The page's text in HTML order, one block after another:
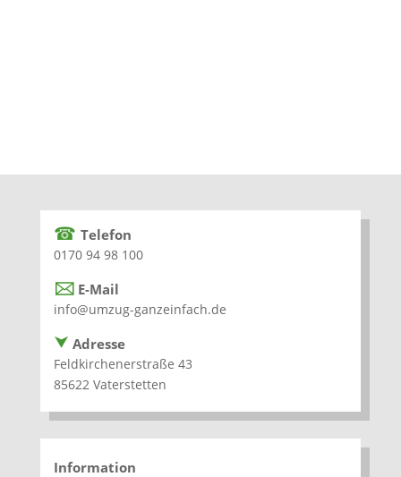
☎ Telefon
0170 94 98 100
🖂 E-Mail
info@umzug-ganzeinfach.de
⮟ Adresse
Feldkirchenerstraße 43
85622 Vaterstetten
Information